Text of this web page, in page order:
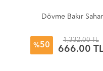
Dövme Bakır
%50
1,332.00 TL
666.00